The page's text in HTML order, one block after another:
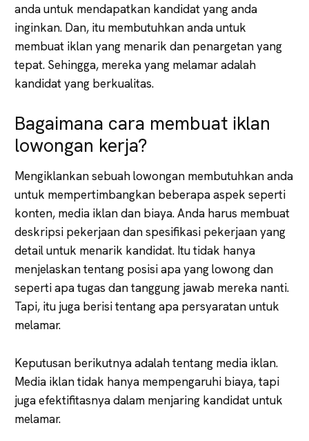
anda untuk mendapatkan kandidat yang anda
inginkan. Dan, itu membutuhkan anda untuk
membuat iklan yang menarik dan penargetan yang
tepat. Sehingga, mereka yang melamar adalah
kandidat yang berkualitas.
Bagaimana cara membuat iklan
lowongan kerja?
Mengiklankan sebuah lowongan membutuhkan anda
untuk mempertimbangkan beberapa aspek seperti
konten, media iklan dan biaya. Anda harus membuat
deskripsi pekerjaan dan spesifikasi pekerjaan yang
detail untuk menarik kandidat. Itu tidak hanya
menjelaskan tentang posisi apa yang lowong dan
seperti apa tugas dan tanggung jawab mereka nanti.
Tapi, itu juga berisi tentang apa persyaratan untuk
melamar.
Keputusan berikutnya adalah tentang media iklan.
Media iklan tidak hanya mempengaruhi biaya, tapi
juga efektifitasnya dalam menjaring kandidat untuk
melamar.